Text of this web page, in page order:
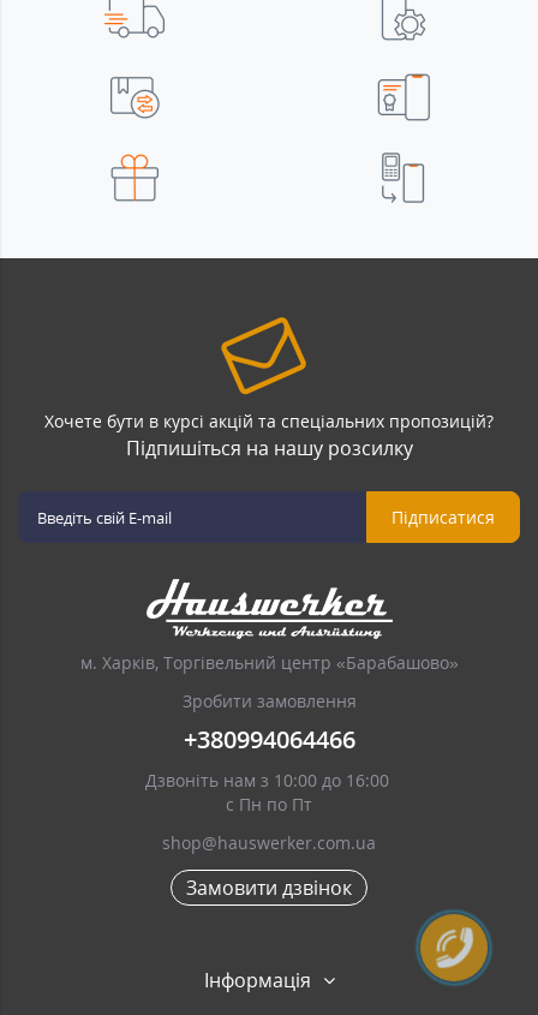
Хочете бути в курсі акцій та спеціальних пропозицій?
Підпишіться на нашу розсилку
Підписатися
м. Харків, Торгівельний центр «Барабашово»
Зробити замовлення
+380994064466
Дзвоніть нам з 10:00 до 16:00
с Пн по Пт
shop@hauswerker.com.ua
Замовити дзвінок
Інформація